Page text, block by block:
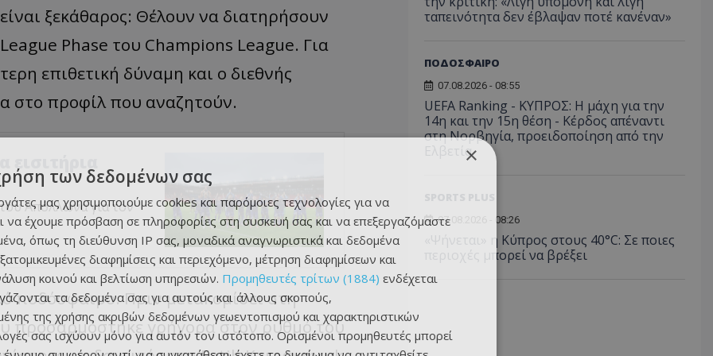
είναι ξεκάθαρος: Θέλουν να διατηρήσουν
Phase του Champions League. Για
επιθετική δύναμη και ο διεθνής
α στο προφίλ που αναζητούν.
Απόλλωνα για τον
ποδόσφαιρο. Πριν μετακομίσει στη
προσαρμόστηκε γρήγορα στον ρυθμό του
ταπεινότητα δεν έβλαψαν ποτέ κανέναν»
ΠΟΔΟΣΦΑΙΡΟ
07.08.2026 - 08:55
UEFA Ranking - ΚΥΠΡΟΣ: Η μάχη για την
14η και την 15η θέση - Κέρδος απέναντι
στη Νορβηγία, προειδοποίηση από την
Ελβετία
07.08.2026 - 08:26
«Ψήνεται» η Κύπρος στους 40°C: Σε ποιες
περιοχές μπορεί να βρέξει
×
των δεδομένων σας
μας χρησιμοποιούμε cookies και παρόμοιες τεχνολογίες για να
να έχουμε πρόσβαση σε πληροφορίες στη συσκευή σας και να επεξεργαζόμαστε
όπως τη διεύθυνση IP σας, μοναδικά αναγνωριστικά και δεδομένα
διαφημίσεις και περιεχόμενο, μέτρηση διαφημίσεων και
κοινού και βελτίωση υπηρεσιών. Προμηθευτές τρίτων (1884) ενδέχεται
τα δεδομένα σας για αυτούς και άλλους σκοπούς,
της χρήσης ακριβών δεδομένων γεωεντοπισμού και χαρακτηριστικών
σας ισχύουν μόνο για αυτόν τον ιστότοπο. Ορισμένοι προμηθευτές μπορεί